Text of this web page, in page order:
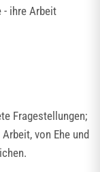
ihre Arbeit
Fragestellungen;
von Ehe und